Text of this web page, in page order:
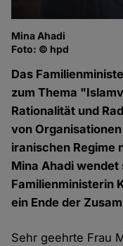
Mina Ahadi
Foto: © hpd
Das
zum Thema
Rationalität und
von
iranischen Regime
Mina Ahadi
Familienministerin
ein Ende der
Sehr geehrte Frau